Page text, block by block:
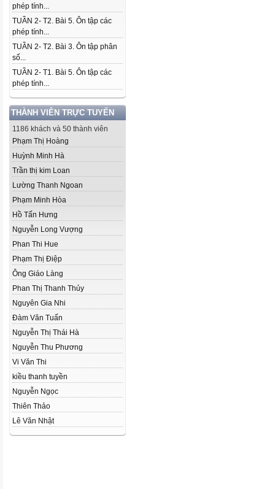
phép tính...
TUẦN 2- T2. Bài 5. Ôn tập các
phép tính...
TUẦN 2- T2. Bài 3. Ôn tập phân
số...
TUẦN 2- T1. Bài 5. Ôn tập các
phép tính...
THÀNH VIÊN TRỰC TUYẾN
1186 khách và 50 thành viên
Phạm Thị Hoàng
Huỳnh Minh Hà
Trần thị kim Loan
Lường Thanh Ngoan
Phạm Minh Hòa
Hồ Tấn Hưng
Nguyễn Long Vượng
Phan Thi Hue
Phạm Thị Điệp
Ông Giáo Làng
Phan Thị Thanh Thủy
Nguyên Gia Nhi
Đàm Văn Tuấn
Nguyễn Thị Thái Hà
Nguyễn Thu Phương
Vi Văn Thi
kiều thanh tuyền
Nguyễn Ngọc
Thiên Thảo
Lê Văn Nhật